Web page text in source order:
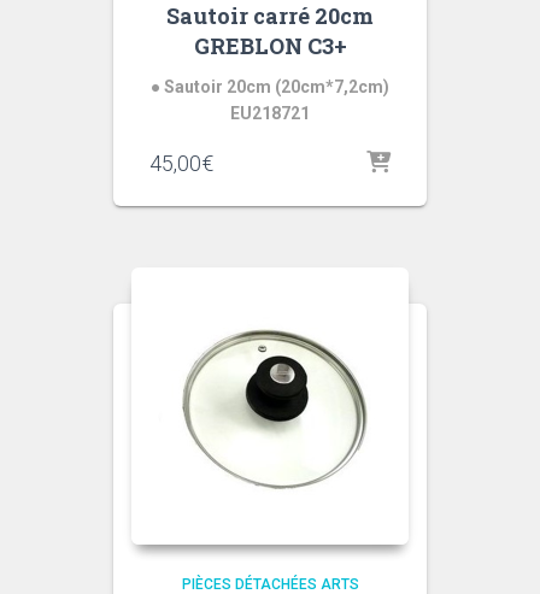
Sautoir carré 20cm
GREBLON C3+
● Sautoir 20cm (20cm*7,2cm)
EU218721
45,00€
PIÈCES DÉTACHÉES ARTS